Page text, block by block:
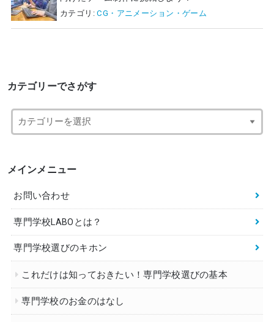
カテゴリ:CG・アニメーション・ゲーム
カテゴリーでさがす
メインメニュー
お問い合わせ
専門学校LABOとは？
専門学校選びのキホン
これだけは知っておきたい！専門学校選びの基本
専門学校のお金のはなし